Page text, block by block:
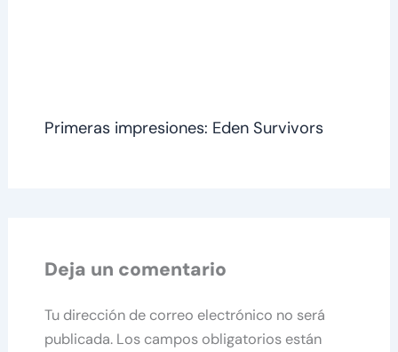
Primeras impresiones: Eden Survivors
Deja un comentario
Tu dirección de correo electrónico no será
publicada. Los campos obligatorios están